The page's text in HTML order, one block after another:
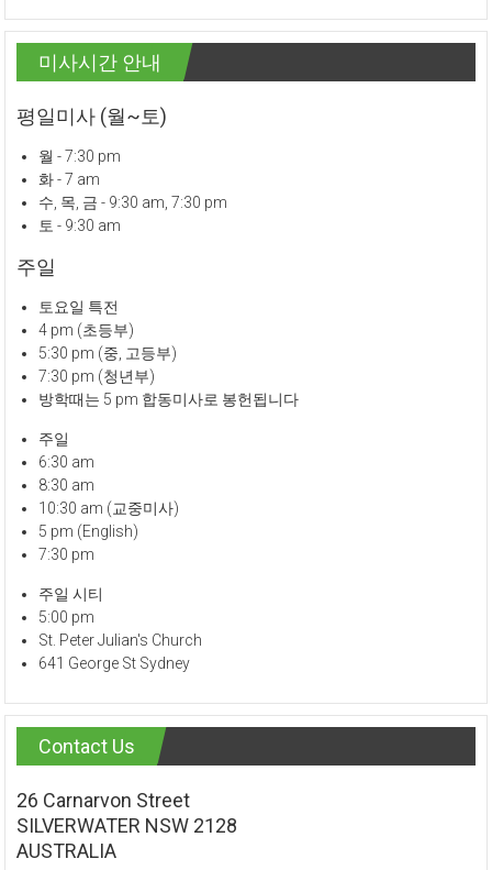
미사시간 안내
평일미사 (월~토)
월 - 7:30 pm
화 - 7 am
수, 목, 금 - 9:30 am, 7:30 pm
토 - 9:30 am
주일
토요일 특전
4 pm (초등부)
5:30 pm (중, 고등부)
7:30 pm (청년부)
방학때는 5 pm 합동미사로 봉헌됩니다
주일
6:30 am
8:30 am
10:30 am (교중미사)
5 pm (English)
7:30 pm
주일 시티
5:00 pm
St. Peter Julian's Church
641 George St Sydney
Contact Us
26 Carnarvon Street
SILVERWATER NSW 2128
AUSTRALIA